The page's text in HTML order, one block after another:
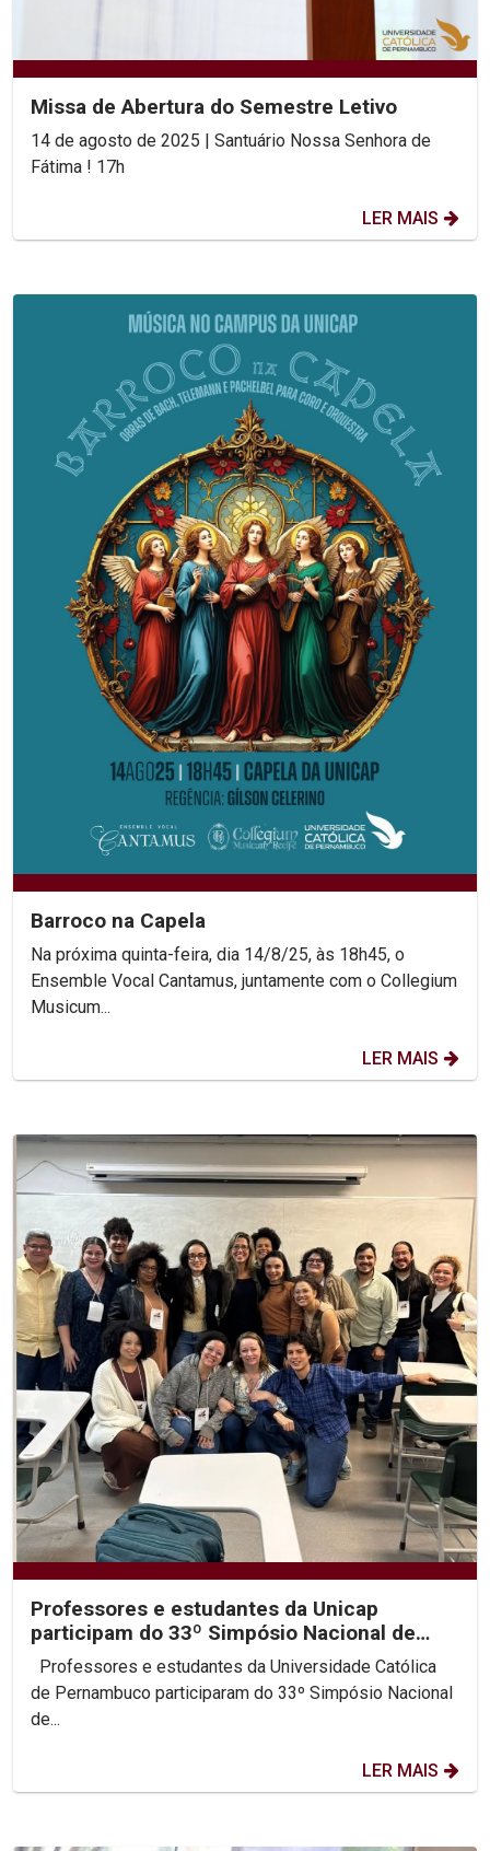
Missa de Abertura do Semestre Letivo
14 de agosto de 2025 | Santuário Nossa Senhora de
Fátima ! 17h
LER MAIS
Barroco na Capela
Na próxima quinta-feira, dia 14/8/25, às 18h45, o
Ensemble Vocal Cantamus, juntamente com o Collegium
Musicum...
LER MAIS
Professores e estudantes da Unicap
participam do 33º Simpósio Nacional de
História da ANPUH
de Pernambuco participaram do 33º Simpósio Nacional
de...
LER MAIS